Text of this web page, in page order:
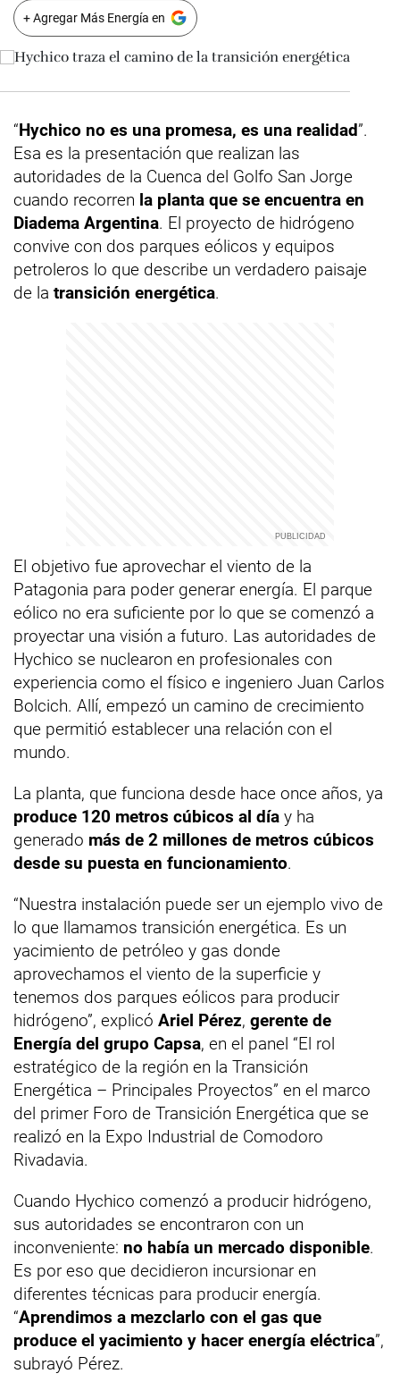
+ Agregar Más Energía en
“Hychico no es una promesa, es una realidad”.
Esa es la presentación que realizan las
autoridades de la Cuenca del Golfo San Jorge
cuando recorren la planta que se encuentra en
Diadema Argentina. El proyecto de hidrógeno
convive con dos parques eólicos y equipos
petroleros lo que describe un verdadero paisaje
de la transición energética.
El objetivo fue aprovechar el viento de la
Patagonia para poder generar energía. El parque
eólico no era suficiente por lo que se comenzó a
proyectar una visión a futuro. Las autoridades de
Hychico se nuclearon en profesionales con
experiencia como el físico e ingeniero Juan Carlos
Bolcich. Allí, empezó un camino de crecimiento
que permitió establecer una relación con el
mundo.
La planta, que funciona desde hace once años, ya
produce 120 metros cúbicos al día y ha
generado más de 2 millones de metros cúbicos
desde su puesta en funcionamiento.
“Nuestra instalación puede ser un ejemplo vivo de
lo que llamamos transición energética. Es un
yacimiento de petróleo y gas donde
aprovechamos el viento de la superficie y
tenemos dos parques eólicos para producir
hidrógeno”, explicó Ariel Pérez, gerente de
Energía del grupo Capsa, en el panel “El rol
estratégico de la región en la Transición
Energética – Principales Proyectos” en el marco
del primer Foro de Transición Energética que se
realizó en la Expo Industrial de Comodoro
Rivadavia.
Cuando Hychico comenzó a producir hidrógeno,
sus autoridades se encontraron con un
inconveniente: no había un mercado disponible.
Es por eso que decidieron incursionar en
diferentes técnicas para producir energía.
“Aprendimos a mezclarlo con el gas que
produce el yacimiento y hacer energía eléctrica”,
subrayó Pérez.